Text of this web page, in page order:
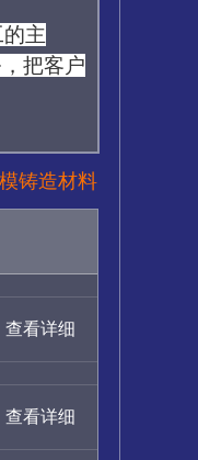
的主
把客户
铸造材料
查看详细
查看详细